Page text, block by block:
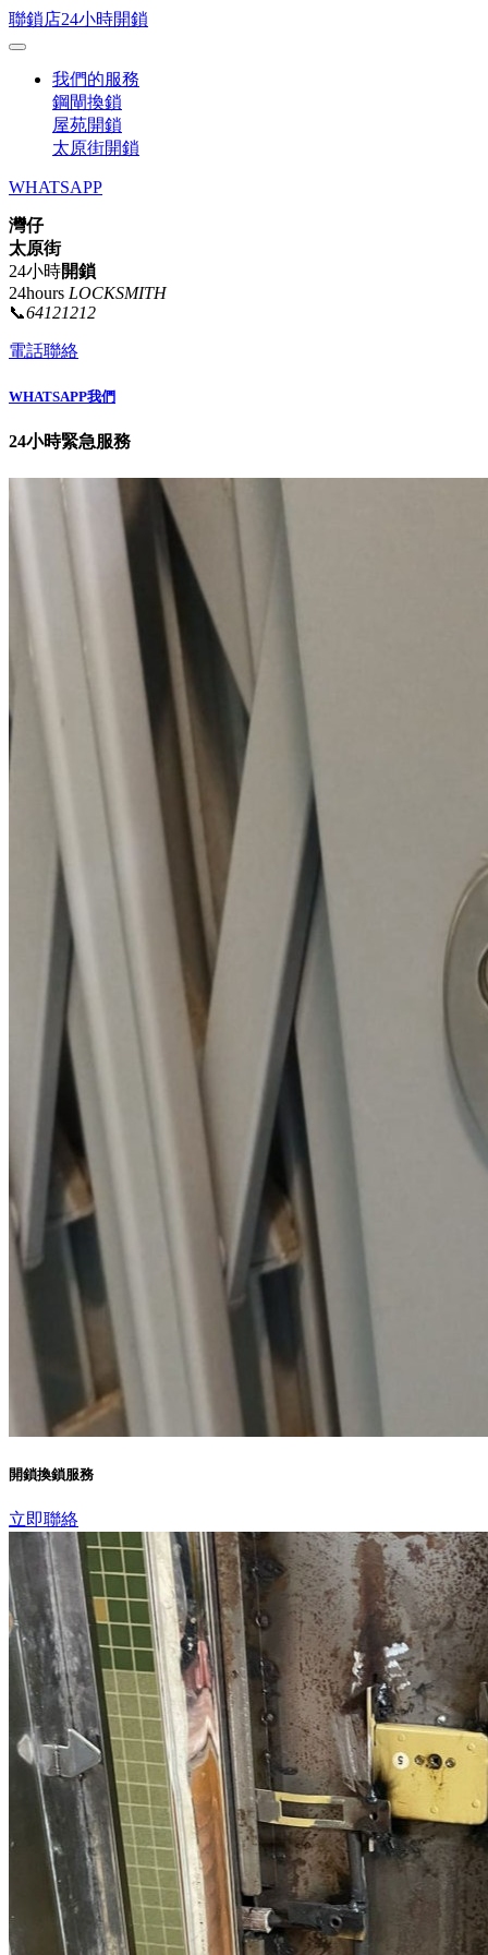
聯鎖店24小時開鎖
我們的服務
鋼閘換鎖
屋苑開鎖
太原街開鎖
WHATSAPP
灣仔
太原街
24小時開鎖
24hours LOCKSMITH
📞64121212
電話聯絡
WHATSAPP我們
24小時緊急服務
開鎖換鎖服務
立即聯絡